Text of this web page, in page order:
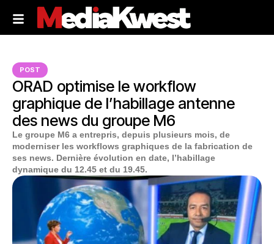
POST
ORAD optimise le workflow
graphique de l’habillage antenne
des news du groupe M6
Le groupe M6 a entrepris, depuis plusieurs mois, de
moderniser les workflows graphiques de la fabrication de
ses news. Dernière évolution en date, l’habillage
dynamique du 12.45 et du 19.45.